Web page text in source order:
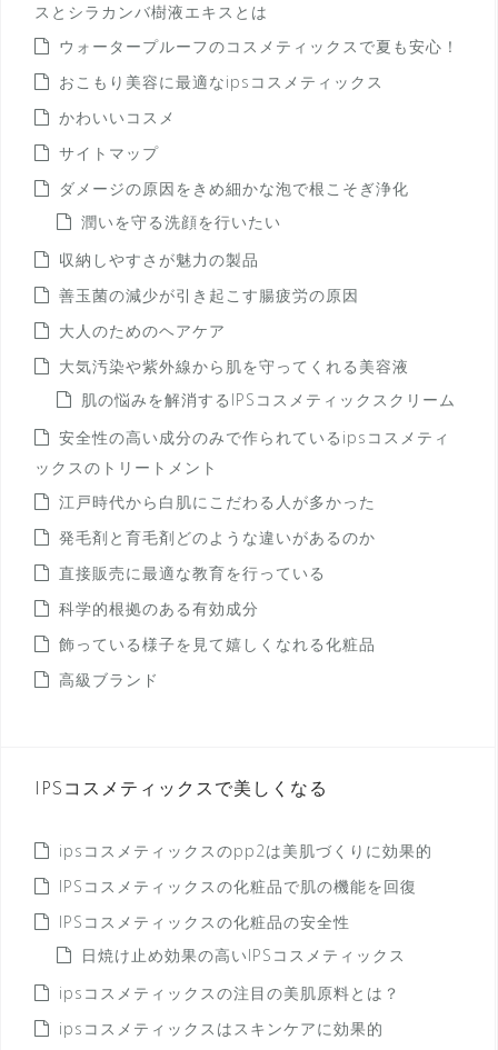
スとシラカンバ樹液エキスとは
ウォータープルーフのコスメティックスで夏も安心！
おこもり美容に最適なipsコスメティックス
かわいいコスメ
サイトマップ
ダメージの原因をきめ細かな泡で根こそぎ浄化
潤いを守る洗顔を行いたい
収納しやすさが魅力の製品
善玉菌の減少が引き起こす腸疲労の原因
大人のためのヘアケア
大気汚染や紫外線から肌を守ってくれる美容液
肌の悩みを解消するIPSコスメティックスクリーム
安全性の高い成分のみで作られているipsコスメティ
ックスのトリートメント
江戸時代から白肌にこだわる人が多かった
発毛剤と育毛剤どのような違いがあるのか
直接販売に最適な教育を行っている
科学的根拠のある有効成分
飾っている様子を見て嬉しくなれる化粧品
高級ブランド
IPSコスメティックスで美しくなる
ipsコスメティックスのpp2は美肌づくりに効果的
IPSコスメティックスの化粧品で肌の機能を回復
IPSコスメティックスの化粧品の安全性
日焼け止め効果の高いIPSコスメティックス
ipsコスメティックスの注目の美肌原料とは？
ipsコスメティックスはスキンケアに効果的